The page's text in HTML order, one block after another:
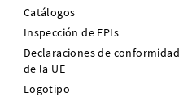
Catálogos
Inspección de EPIs
Declaraciones de conformidad
de la UE
Logotipo